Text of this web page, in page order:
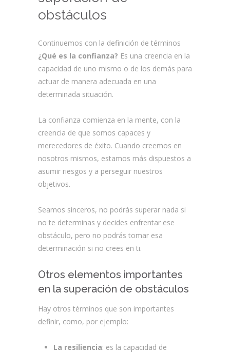
obstáculos
Continuemos con la definición de términos
¿Qué es la confianza? Es una creencia en la
capacidad de uno mismo o de los demás para
actuar de manera adecuada en una
determinada situación.
La confianza comienza en la mente, con la
creencia de que somos capaces y
merecedores de éxito. Cuando creemos en
nosotros mismos, estamos más dispuestos a
asumir riesgos y a perseguir nuestros
objetivos.
Seamos sinceros, no podrás superar nada si
no te determinas y decides enfrentar ese
obstáculo, pero no podrás tomar esa
determinación si no crees en ti.
Otros elementos importantes
en la superación de obstáculos
Hay otros términos que son importantes
definir, como, por ejemplo:
La resiliencia: es la capacidad de